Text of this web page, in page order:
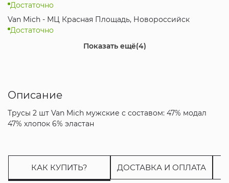
Достаточно
Van Mich - МЦ Красная Площадь, Новороссийск
Достаточно
Van Mich - МЦ Горизонт, Ростов-на-Дону
Van Mich - ТРК Меридиан, Краснодар
Интернет-магазин
Показать ещё(4)
Описание
Трусы 2 шт Van Mich мужские с составом: 47% модал
47% хлопок 6% эластан
КАК КУПИТЬ? ДОСТАВКА И ОПЛАТА